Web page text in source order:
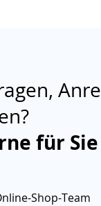
für
Shop-Team